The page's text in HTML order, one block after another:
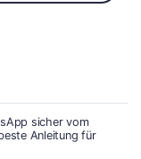
sicher vom
Anleitung für